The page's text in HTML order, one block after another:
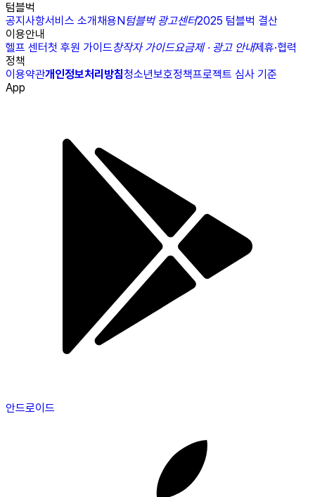
텀블벅
공지사항서비스 소개채용N텀블벅 광고센터2025 텀블벅 결산
이용안내
헬프 센터첫 후원 가이드창작자 가이드요금제 · 광고 안내제휴·협력
정책
이용약관개인정보처리방침청소년보호정책프로젝트 심사 기준
App
안드로이드